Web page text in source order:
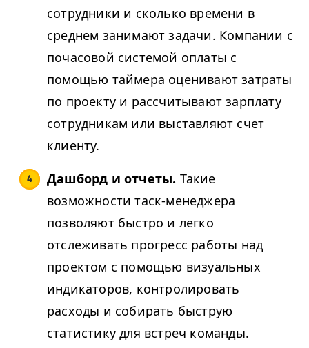
сотрудники и сколько времени в
среднем занимают задачи. Компании с
почасовой системой оплаты с
помощью таймера оценивают затраты
по проекту и рассчитывают зарплату
сотрудникам или выставляют счет
клиенту.
Дашборд и отчеты. Такие
возможности таск-менеджера
позволяют быстро и легко
отслеживать прогресс работы над
проектом с помощью визуальных
индикаторов, контролировать
расходы и собирать быструю
статистику для встреч команды.